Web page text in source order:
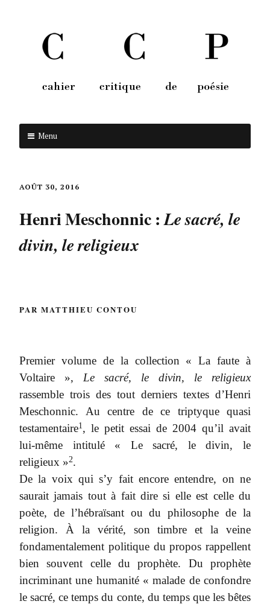
Menu
AOÛT 30, 2016
Henri Meschonnic :Le sacré, le
divin, le religieux
PAR MATTHIEU CONTOU
Premier volume de la collection « La faute à
Voltaire », Le sacré, le divin, le religieux
rassemble trois des tout derniers textes d’Henri
Meschonnic. Au centre de ce triptyque quasi
testamentaire1 , le petit essai de 2004 qu’il avait
lui-même intitulé « Le sacré, le divin, le
religieux »2.
De la voix qui s’y fait encore entendre, on ne
saurait jamais tout à fait dire si elle est celle du
poète, de l’hébraïsant ou du philosophe de la
religion. À la vérité, son timbre et la veine
fondamentalement politique du propos rappellent
bien souvent celle du prophète. Du prophète
incriminant une humanité « malade de confondre
le sacré, ce temps du conte, du temps que les bêtes